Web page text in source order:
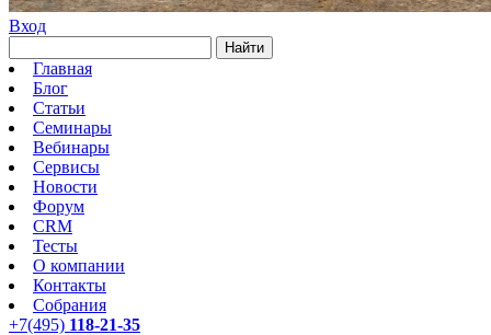
Вход
Найти
Главная
Блог
Статьи
Семинары
Вебинары
Сервисы
Новости
Форум
CRM
Тесты
О компании
Контакты
Собрания
+7(495) 118-21-35